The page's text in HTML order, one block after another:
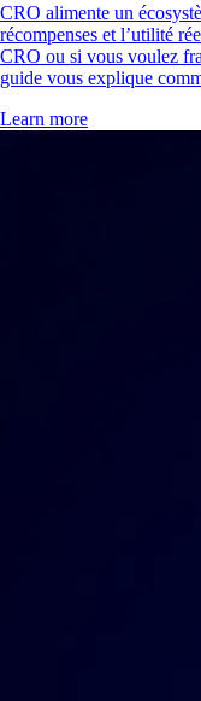
CRO alimente un
récompenses et l’utilité
CRO ou si vous voulez
guide vous explique
Learn more